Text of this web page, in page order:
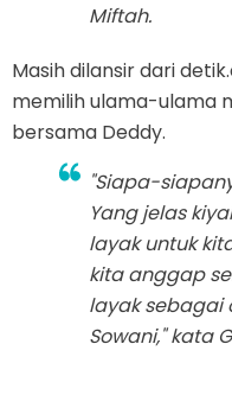
Miftah.
Masih dilansir dari
memilih ulama-ulama
bersama Deddy.
"Siapa-
Yang jelas
layak untuk
kita anggap
layak sebagai
Sowani," kata